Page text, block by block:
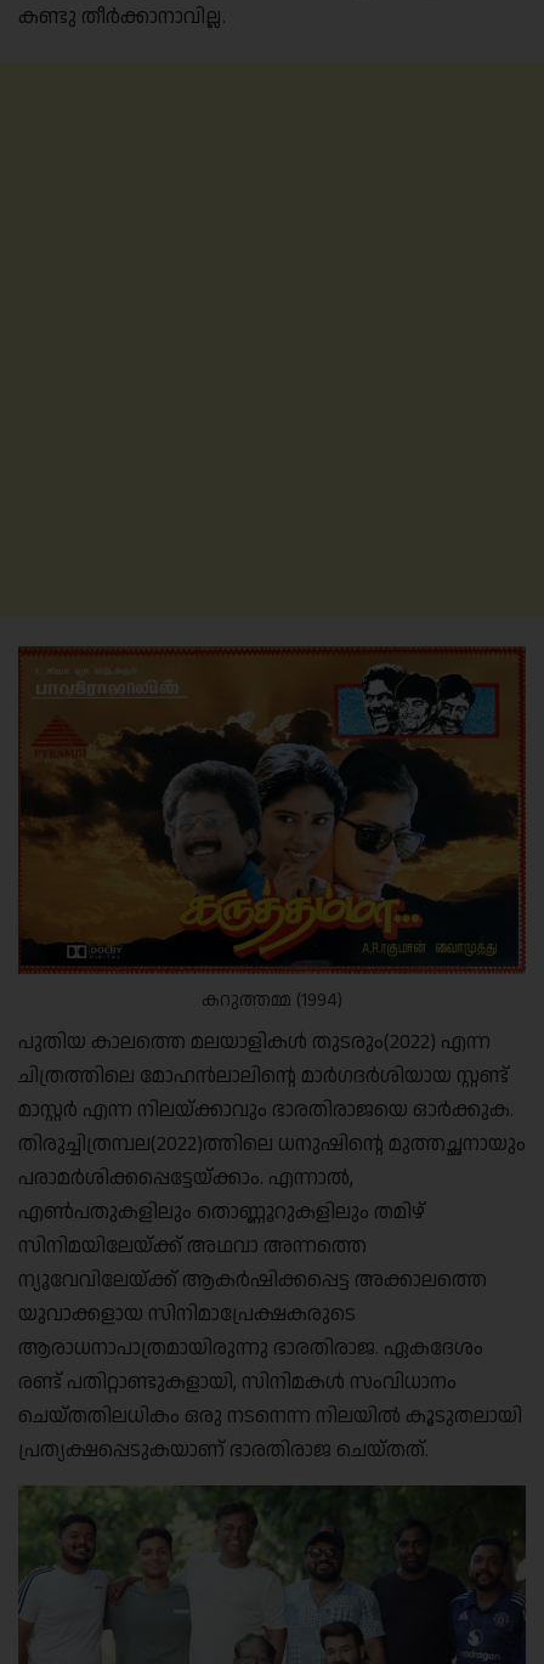
കണ്ടു തീര്‍ക്കാനാവില്ല.
കറുത്തമ്മ (1994)
പുതിയ കാലത്തെ മലയാളികൾ തുടരും(2022) എന്ന
ചിത്രത്തിലെ മോഹൻലാലിന്റെ മാര്‍ഗദര്‍ശിയായ സ്റ്റണ്ട്
മാസ്റ്റർ എന്ന നിലയ്ക്കാവും ഭാരതിരാജയെ ഓർക്കുക.
തിരുച്ചിത്രമ്പല(2022)ത്തിലെ ധനുഷിന്റെ മുത്തച്ഛനായും
പരാമർശിക്കപ്പെട്ടേയ്ക്കാം. എന്നാൽ,
എൺപതുകളിലും തൊണ്ണൂറുകളിലും തമിഴ്
സിനിമയിലേയ്ക്ക് അഥവാ അന്നത്തെ
ന്യൂവേവിലേയ്ക്ക് ആകർഷിക്കപ്പെട്ട അക്കാലത്തെ
യുവാക്കളായ സിനിമാപ്രേക്ഷകരുടെ
ആരാധനാപാത്രമായിരുന്നു ഭാരതിരാജ. ഏകദേശം
രണ്ട് പതിറ്റാണ്ടുകളായി, സിനിമകൾ സംവിധാനം
ചെയ്തതിലധികം ഒരു നടനെന്ന നിലയിൽ കൂടുതലായി
പ്രത്യക്ഷപ്പെടുകയാണ് ഭാരതിരാജ ചെയ്തത്‌.